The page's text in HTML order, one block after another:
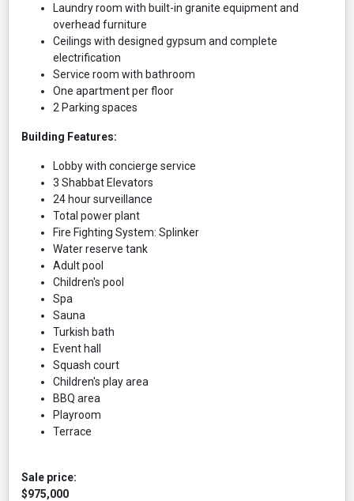
Laundry room with built-in granite equipment and
overhead furniture
Ceilings with designed gypsum and complete
electrification
Service room with bathroom
One apartment per floor
2 Parking spaces
Building Features:
Lobby with concierge service
3 Shabbat Elevators
24 hour surveillance
Total power plant
Fire Fighting System: Splinker
Water reserve tank
Adult pool
Children's pool
Spa
Sauna
Turkish bath
Event hall
Squash court
Children's play area
BBQ area
Playroom
Terrace
Sale price:
$975,000